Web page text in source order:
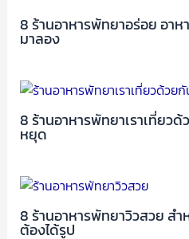
8 ร้านอาหารพัทยาอร่อย อา
มาลอง
8 ร้านอาหารพัทยาเราเที่ยว
หยุด
8 ร้านอาหารพัทยาวิวสวย ส
ต้องได้รูป